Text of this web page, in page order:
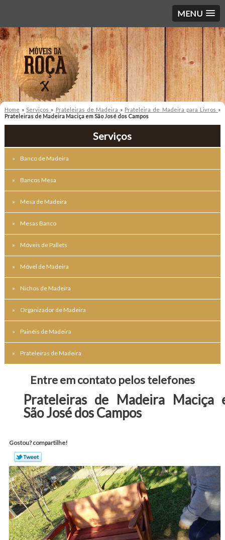
MENU
Home » Serviços » Prateleiras de Madeira » Prateleira de Madeira para Livros »
Prateleiras de Madeira Maciça em São José dos Campos
Serviços
Banco de Madeira
Bancos Mesa
Mesa de Madeira
Mesas Banco
Móveis de Pallets
Móvel de Madeira
Nichos de Madeira
Organizador de Madeira
Painéis de Madeira
Prateleiras de Madeira
Entre em contato pelos telefones
Prateleiras de Madeira Maciça
São José dos Campos
Gostou? compartilhe!